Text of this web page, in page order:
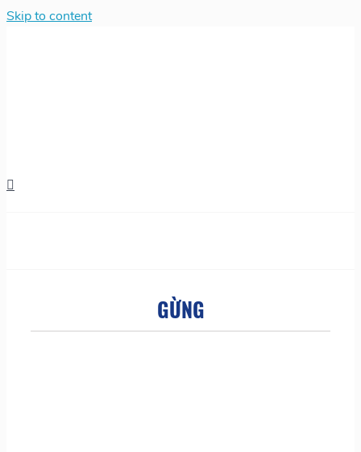
Skip to content
GỪNG